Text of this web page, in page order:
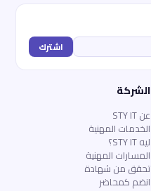
اشترك
الشركة
عن STY IT
الخدمات المهنية
ليه STY IT؟
المسارات المهنية
تحقق من شهادة
انضم كمحاضر